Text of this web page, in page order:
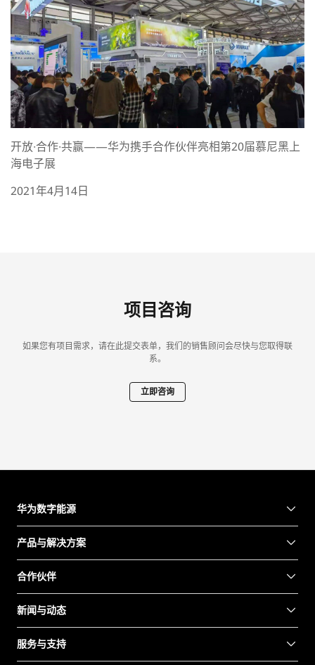
开放·合作·共赢——华为携手合作伙伴亮相第20届慕尼黑上
海电子展
2021年4月14日
项目咨询
如果您有项目需求，请在此提交表单，我们的销售顾问会尽快与您取得联
系。
立即咨询
华为数字能源
产品与解决方案
合作伙伴
新闻与动态
服务与支持